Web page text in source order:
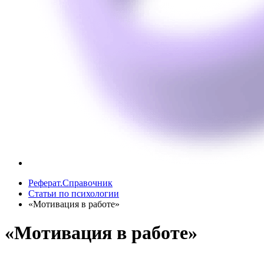
Реферат.Справочник
Статьи по психологии
«Мотивация в работе»
«Мотивация в работе»